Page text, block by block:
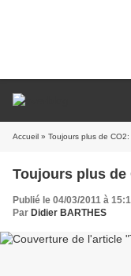
Accueil » Toujours plus de
Toujours plus de
Publié le 04/03/2011 à
Par Didier BARTHES